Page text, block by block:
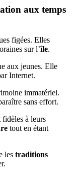
aux temps
figées. Elles
sur l’île.
aux jeunes. Elle
Internet.
immatériel.
sans effort.
à leurs
tout en étant
les traditions